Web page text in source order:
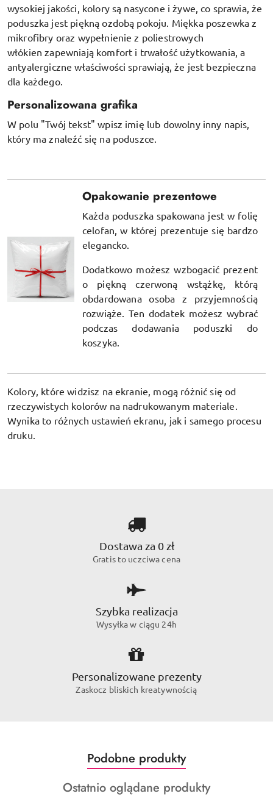
wysokiej jakości, kolory są nasycone i żywe, co sprawia, że
poduszka jest piękną ozdobą pokoju. Miękka poszewka z
mikrofibry oraz wypełnienie z poliestrowych
włókien zapewniają komfort i trwałość użytkowania, a
antyalergiczne właściwości sprawiają, że jest bezpieczna
dla każdego.
Personalizowana grafika
W polu "Twój tekst" wpisz imię lub dowolny inny napis,
który ma znaleźć się na poduszce.
Opakowanie prezentowe
Każda poduszka spakowana jest w folię
celofan, w której prezentuje się bardzo
elegancko.
Dodatkowo możesz wzbogacić prezent
o piękną czerwoną wstążkę, którą
obdardowana osoba z przyjemnością
rozwiąże. Ten dodatek możesz wybrać
podczas dodawania poduszki do
koszyka.
Kolory, które widzisz na ekranie, mogą różnić się od
rzeczywistych kolorów na nadrukowanym materiale.
Wynika to różnych ustawień ekranu, jak i samego procesu
druku.
Dostawa za 0 zł
Gratis to uczciwa cena
Szybka realizacja
Wysyłka w ciągu 24h
Personalizowane prezenty
Zaskocz bliskich kreatywnością
Pomiń karuzelę produktów
Produkty
o
statusie:
Podobne produkty
Produkty
Ostatnio oglądane produkty